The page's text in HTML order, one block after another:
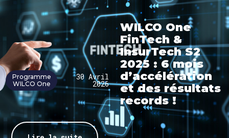
Programme
WILCO One
30 Avril
2026
WILCO One
FinTech &
InsurTech S2
2025 : 6 mois
d’accélération
et des résultats
records !